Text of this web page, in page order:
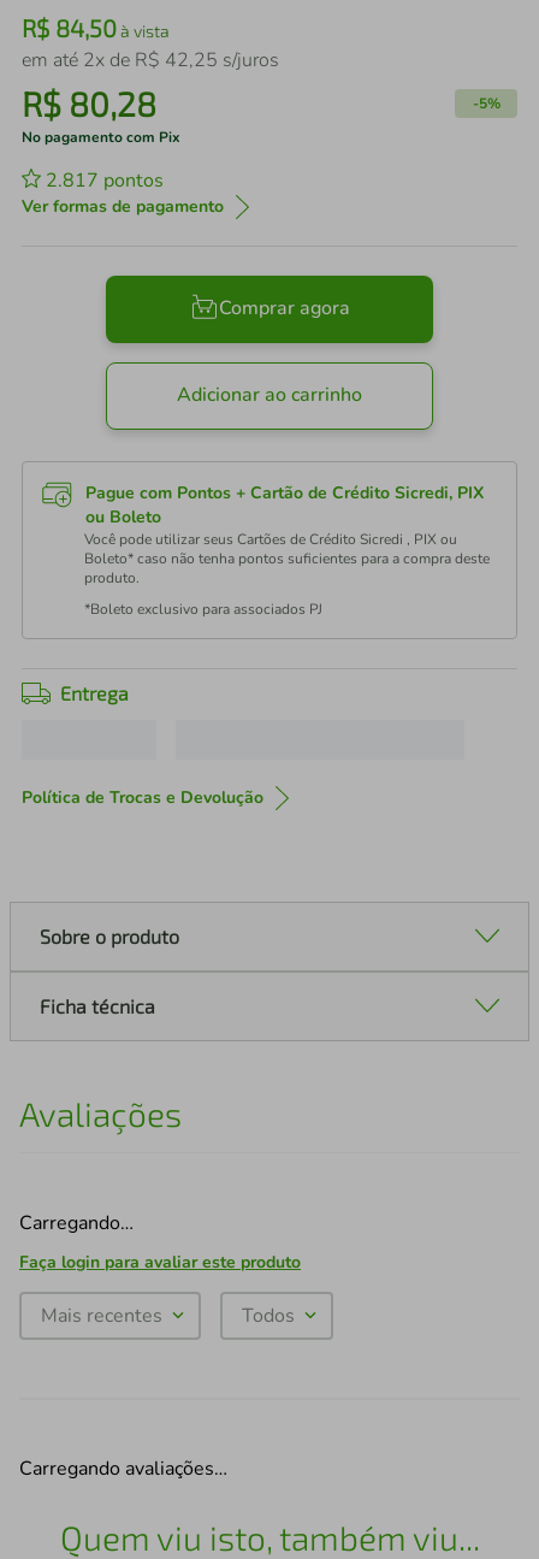
R$ 84,50à vista
em até 2x de R$ 42,25 s/juros
R$ 80,28 -5%
No pagamento com Pix
2.817 pontos
Ver formas de pagamento
Comprar agora
Adicionar ao carrinho
Pague com Pontos + Cartão de Crédito Sicredi, PIX
ou Boleto
Você pode utilizar seus Cartões de Crédito Sicredi , PIX ou
Boleto* caso não tenha pontos suficientes para a compra deste
produto.
*Boleto exclusivo para associados PJ
Entrega
Política de Trocas e Devolução
Sobre o produto
Ficha técnica
Avaliações
Carregando…
Faça login para avaliar este produto
Mais recentes Todos
Carregando avaliações…
Quem viu isto, também viu...